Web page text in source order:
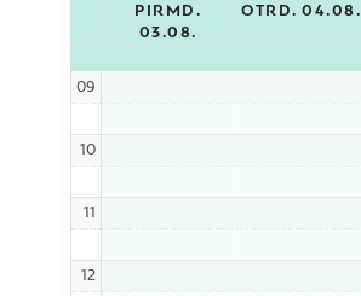
PIRMD.
03.08.
OTRD. 04.08.
09
10
11
12